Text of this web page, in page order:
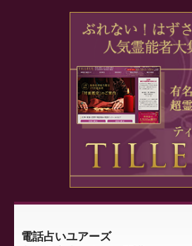
電話占いユアーズ